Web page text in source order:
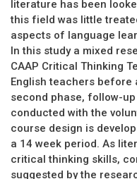
literature has been
this field was little
aspects of language
In this study a mixed
CAAP Critical Thinking
English teachers before
second phase, follow-
conducted with the
course design is
a 14 week period. As
critical thinking skills,
suggested by the